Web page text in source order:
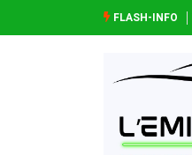
FLASH-INFO